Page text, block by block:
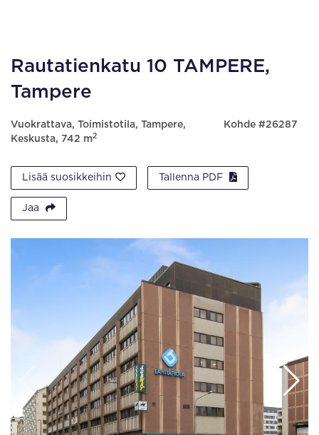
Rautatienkatu 10 TAMPERE,
Tampere
Vuokrattava, Toimistotila, Tampere,
Keskusta, 742 m2
Kohde #26287
Lisää suosikkeihin Tallenna PDF
Jaa